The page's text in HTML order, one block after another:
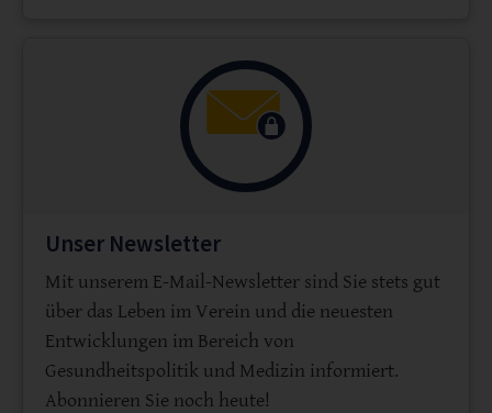
Unser Newsletter
Mit unserem E-Mail-Newsletter sind Sie stets gut
über das Leben im Verein und die neuesten
Entwicklungen im Bereich von
Gesundheitspolitik und Medizin informiert.
Abonnieren Sie noch heute!